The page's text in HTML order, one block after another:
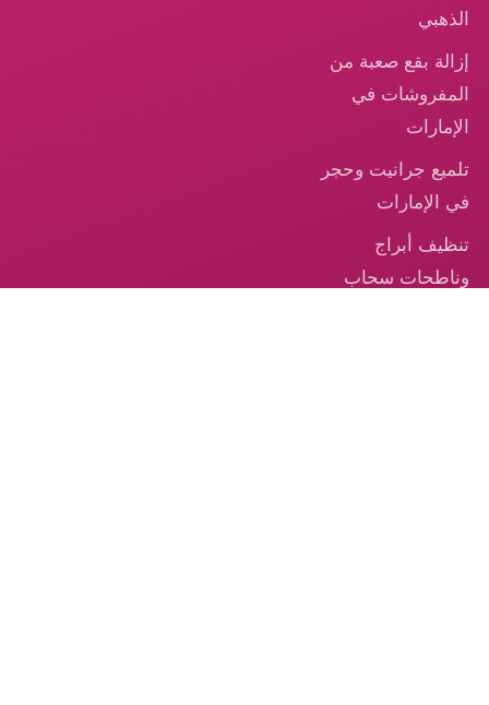
الذهبي
إزالة بقع صعبة من
المفروشات في
الإمارات
تلميع جرانيت وحجر
في الإمارات
تنظيف أبراج
وناطحات سحاب